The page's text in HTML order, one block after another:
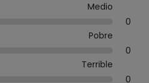
Medio
0
Pobre
0
Terrible
0